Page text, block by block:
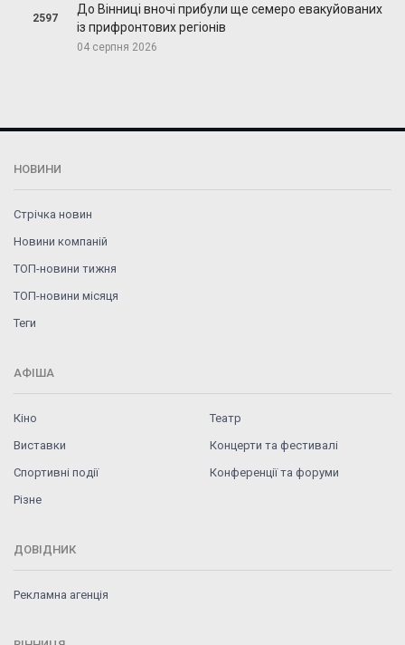
2597
До Вінниці вночі прибули ще семеро евакуйованих
із прифронтових регіонів
04 серпня 2026
НОВИНИ
Стрічка новин
Новини компаній
ТОП-новини тижня
ТОП-новини місяця
Теги
АФІША
Кіно
Театр
Виставки
Концерти та фестивалі
Спортивні події
Конференції та форуми
Різне
ДОВІДНИК
Рекламна агенція